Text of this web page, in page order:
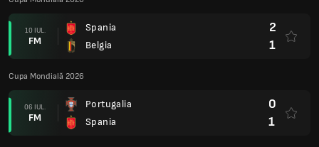
10 IUL.
FM
Spania
Belgia
2
1
Cupa Mondială 2026
06 IUL.
FM
Portugalia
Spania
0
1